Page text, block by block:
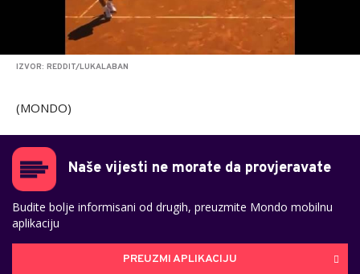
IZVOR: REDDIT/LUKALABAN
(MONDO)
Naše vijesti ne morate da provjeravate
Budite bolje informisani od drugih, preuzmite Mondo mobilnu
aplikaciju
PREUZMI APLIKACIJU